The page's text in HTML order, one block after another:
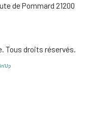
de Pommard 21200
Tous droits réservés.